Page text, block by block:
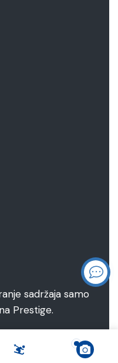
sadržaja samo
Prestige.